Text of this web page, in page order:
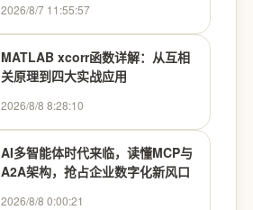
2026/8/7 11:55:57
MATLAB xcorr函数详解：从互相
关原理到四大实战应用
2026/8/8 8:28:10
AI多智能体时代来临，读懂MCP与
A2A架构，抢占企业数字化新风口
2026/8/8 0:00:21